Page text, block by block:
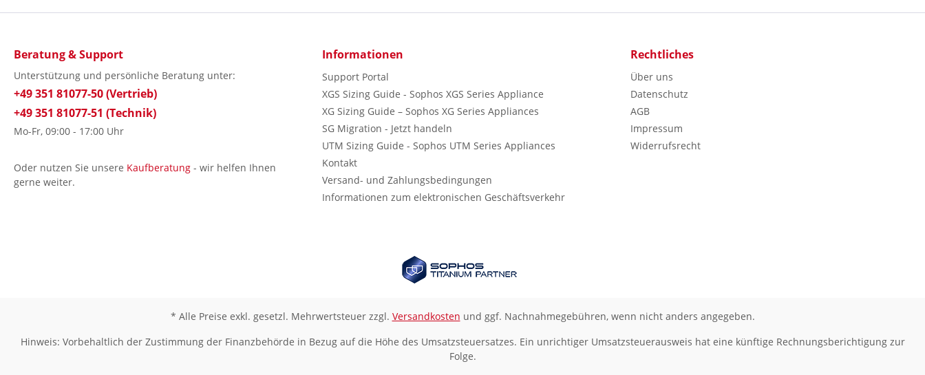
Beratung & Support
Unterstützung und persönliche Beratung unter:
+49 351 81077-50 (Vertrieb)
+49 351 81077-51 (Technik)
Mo-Fr, 09:00 - 17:00 Uhr
Oder nutzen Sie unsere Kaufberatung - wir helfen Ihnen
gerne weiter.
Informationen
Support Portal
XGS Sizing Guide - Sophos XGS Series Appliance
XG Sizing Guide – Sophos XG Series Appliances
SG Migration - Jetzt handeln
UTM Sizing Guide - Sophos UTM Series Appliances
Kontakt
Versand- und Zahlungsbedingungen
Informationen zum elektronischen Geschäftsverkehr
Rechtliches
Über uns
Datenschutz
AGB
Impressum
Widerrufsrecht
* Alle Preise exkl. gesetzl. Mehrwertsteuer zzgl. Versandkosten und ggf. Nachnahmegebühren, wenn nicht anders angegeben.
Hinweis: Vorbehaltlich der Zustimmung der Finanzbehörde in Bezug auf die Höhe des Umsatzsteuersatzes. Ein unrichtiger Umsatzsteuerausweis hat eine künftige Rechnungsberichtigung zur
Folge.